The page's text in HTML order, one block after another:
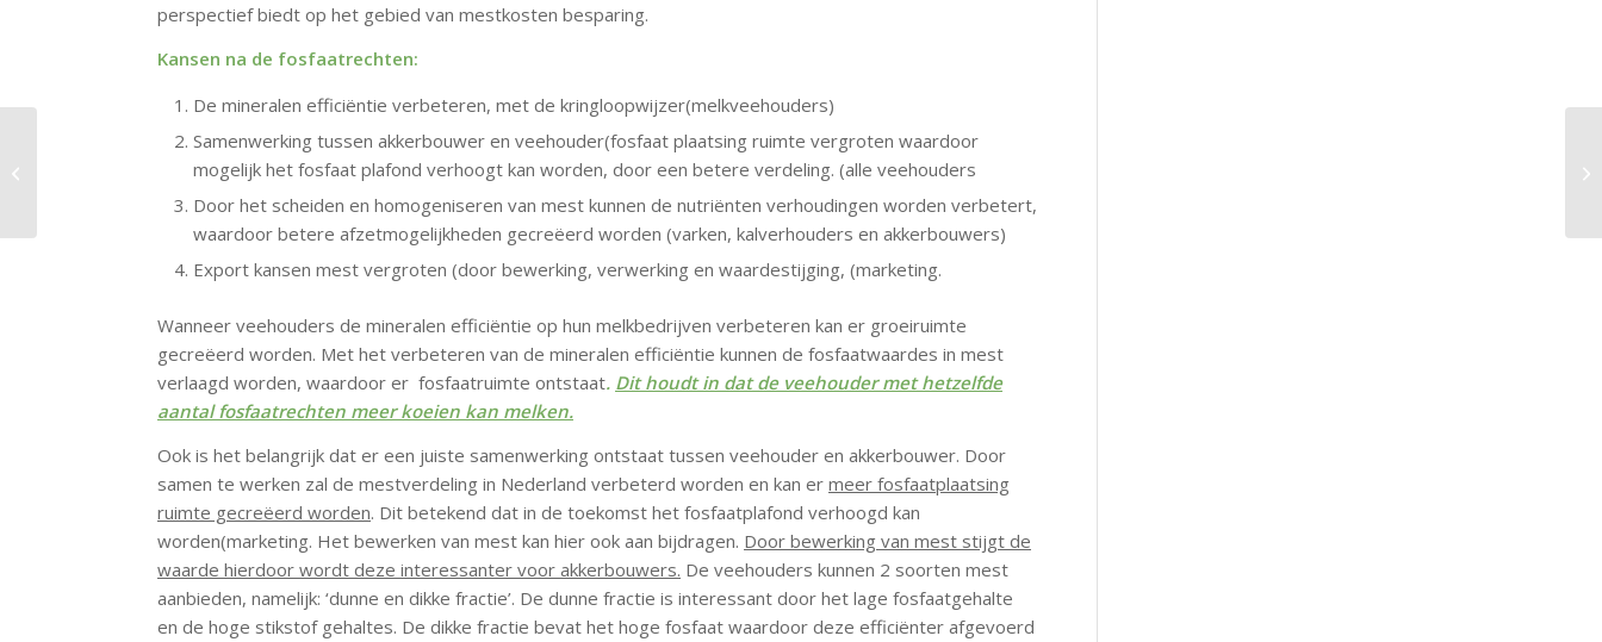
perspectief biedt op het gebied van mestkosten besparing.
Kansen na de fosfaatrechten:
De mineralen efficiëntie verbeteren, met de kringloopwijzer(melkveehouders)
Samenwerking tussen akkerbouwer en veehouder(fosfaat plaatsing ruimte vergroten waardoor
mogelijk het fosfaat plafond verhoogt kan worden, door een betere verdeling. (alle veehouders
Door het scheiden en homogeniseren van mest kunnen de nutriënten verhoudingen worden verbetert,
waardoor betere afzetmogelijkheden gecreëerd worden (varken, kalverhouders en akkerbouwers)
Export kansen mest vergroten (door bewerking, verwerking en waardestijging, (marketing.
Wanneer veehouders de mineralen efficiëntie op hun melkbedrijven verbeteren kan er groeiruimte
gecreëerd worden. Met het verbeteren van de mineralen efficiëntie kunnen de fosfaatwaardes in mest
verlaagd worden, waardoor er fosfaatruimte ontstaat. Dit houdt in dat de veehouder met hetzelfde
aantal fosfaatrechten meer koeien kan melken.
Ook is het belangrijk dat er een juiste samenwerking ontstaat tussen veehouder en akkerbouwer. Door
samen te werken zal de mestverdeling in Nederland verbeterd worden en kan er meer fosfaatplaatsing
ruimte gecreëerd worden. Dit betekend dat in de toekomst het fosfaatplafond verhoogd kan
worden(marketing. Het bewerken van mest kan hier ook aan bijdragen. Door bewerking van mest stijgt de
waarde hierdoor wordt deze interessanter voor akkerbouwers. De veehouders kunnen 2 soorten mest
aanbieden, namelijk: ‘dunne en dikke fractie’. De dunne fractie is interessant door het lage fosfaatgehalte
en de hoge stikstof gehaltes. De dikke fractie bevat het hoge fosfaat waardoor deze efficiënter afgevoerd